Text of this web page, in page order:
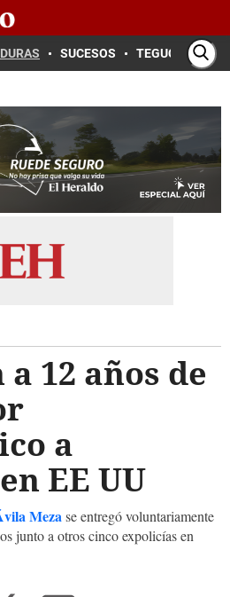
SUCESOS TEGUCIGALPA
12 años de
a
EE UU
Mezase entregó voluntariamente
junto a otros cinco expolicías en